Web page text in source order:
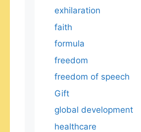
exhilaration
faith
formula
freedom
freedom of speech
Gift
global development
healthcare